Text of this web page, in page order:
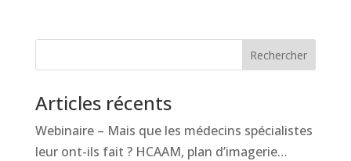
Rechercher
Articles récents
Webinaire – Mais que les médecins spécialistes
leur ont-ils fait ? HCAAM, plan d’imagerie…